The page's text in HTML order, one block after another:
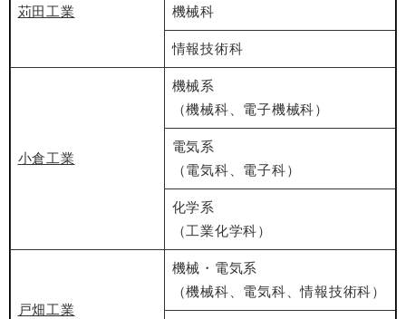
苅田工業 機械科
情報技術科
小倉工業
機械系
（機械科、電子機械科）
電気系
（電気科、電子科）
化学系
（工業化学科）
戸畑工業
機械・電気系
（機械科、電気科、情報技術科）